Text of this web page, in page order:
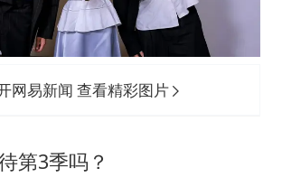
网易新闻 查看精彩图片
第3季吗？